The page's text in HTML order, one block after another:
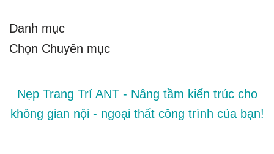
Danh mục
Nẹp Trang Trí ANT - Nâng tầm kiến trúc cho
không gian nội - ngoại thất công trình của bạn!